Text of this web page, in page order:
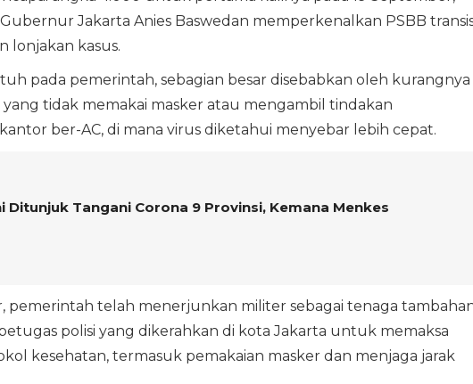
Jakarta Anies Baswedan memperkenalkan PSBB
lonjakan kasus.
pada pemerintah, sebagian besar disebabkan oleh kurangnya
yang tidak memakai masker atau mengambil tindakan
ber-AC, di mana virus diketahui menyebar lebih cepat.
Ditunjuk Tangani Corona 9 Provinsi, Kemana Menkes
pemerintah telah menerjunkan militer sebagai tenaga
polisi yang dikerahkan di kota Jakarta untuk memaksa
kesehatan, termasuk pemakaian masker dan menjaga jarak